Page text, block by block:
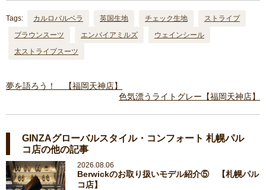
Tags: カルロバルベラ 英国生地 チェック生地
ストライプ
ブラウンスーツ
エンパイアミルズ
ウェインシール
太ストライプスーツ
夢を語ろう！ 【福岡天神店】
色気漂うライトグレー【福岡天神店】
GINZAグローバルスタイル・コンフォート 札幌パル
コ店の他の記事
2026.08.06
Berwickのお取り扱いモデル紹介⑤ 【札幌パル
コ店】